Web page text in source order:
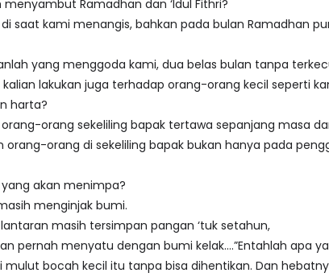
Ramadhan dan ‘Idul Fithri?
saat kami menangis, bahkan pada bulan Ramadhan
yang menggoda kami, dua belas bulan tanpa
lakukan juga terhadap orang-orang kecil seperti
harta?
orang sekeliling bapak tertawa sepanjang masa
orang-orang di sekeliling bapak bukan hanya pada
akan menimpa?
menginjak bumi.
masih tersimpan pangan ‘tuk setahun,
pernah menyatu dengan bumi kelak….”Entahlah apa
bocah kecil itu tanpa bisa dihentikan. Dan